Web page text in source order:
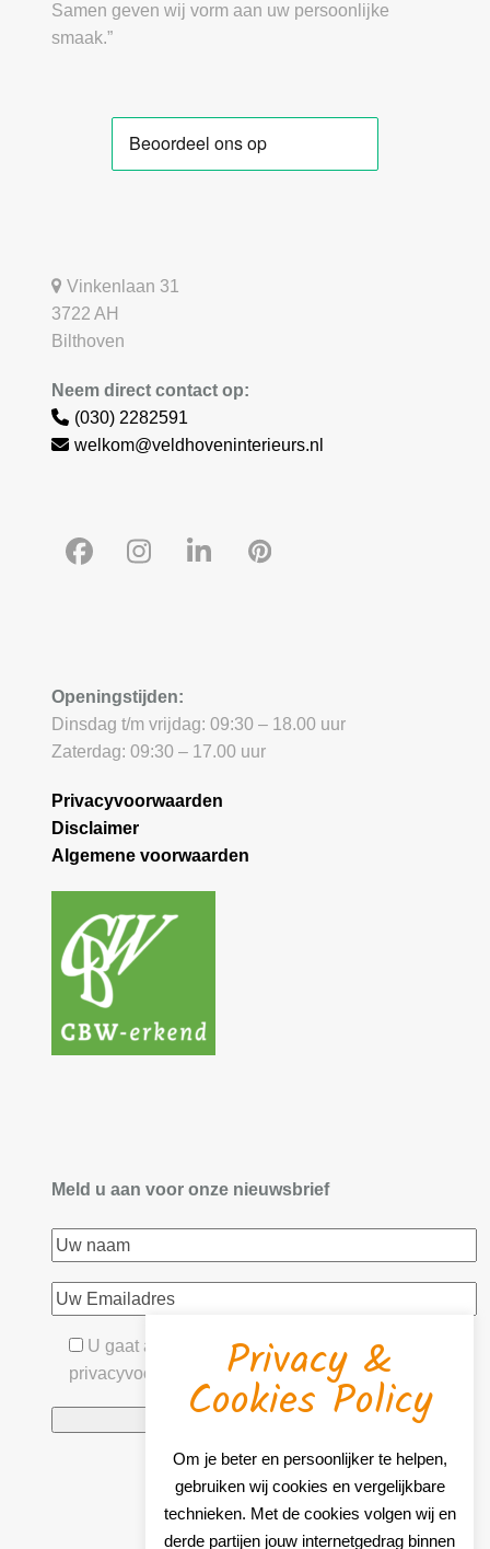
Samen geven wij vorm aan uw persoonlijke
smaak.”
Vinkenlaan 31
3722 AH
Bilthoven
Neem direct contact op:
(030) 2282591
welkom@veldhoveninterieurs.nl
Facebook
Instagram
LinkedInPinterest
Openingstijden:
Dinsdag t/m vrijdag: 09:30 – 18.00 uur
Zaterdag: 09:30 – 17.00 uur
Privacyvoorwaarden
Disclaimer
Algemene voorwaarden
Meld u aan voor onze nieuwsbrief
U gaat akkoord met onze algemene- &
privacyvoorwaarden Privacy &
Cookies Policy
Om je beter en persoonlijker te helpen,
gebruiken wij cookies en vergelijkbare
technieken. Met de cookies volgen wij en
derde partijen jouw internetgedrag binnen